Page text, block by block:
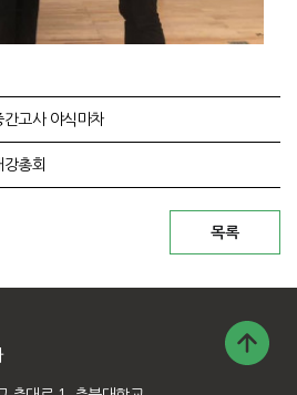
고사 야식마차
총회